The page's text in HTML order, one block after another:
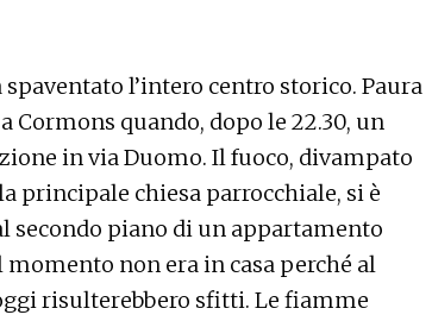
l’intero centro storico. Paura
Cormons quando, dopo le 22.30, un
in via Duomo. Il fuoco, divampato
principale chiesa parrocchiale, si è
secondo piano di un appartamento
non era in casa perché al
risulterebbero sfitti. Le fiamme